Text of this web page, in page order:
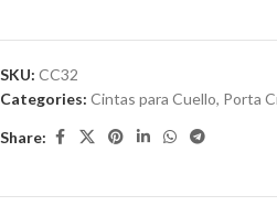
SKU: CC32
Categories: Cintas para Cuello, Porta
Share: